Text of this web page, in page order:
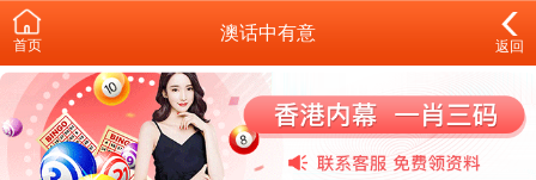
首页
澳话中有意
返回